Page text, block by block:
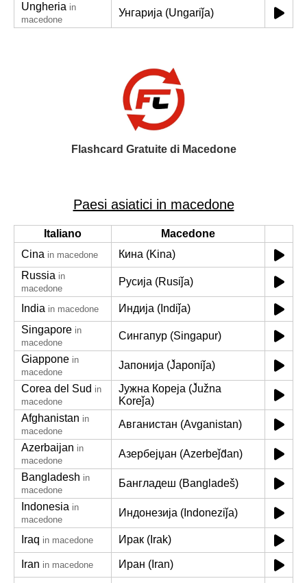
Ungheria in
macedone
Унгарија (Ungariǰa)
Flashcard Gratuite di Macedone
Paesi asiatici in macedone
Italiano
Macedone
Cina in macedone
Кина (Kina)
Russia in
macedone
Русија (Rusiǰa)
India in macedone
Индија (Indiǰa)
Singapore in
macedone
Сингапур (Singapur)
Giappone in
macedone
Јапонија (J̌aponiǰa)
Corea del Sud in
macedone
Јужна Кореја (J̌užna
Koreǰa)
Afghanistan in
macedone
Авганистан (Avganistan)
Azerbaijan in
macedone
Азербејџан (Azerbeǰd̂an)
Bangladesh in
macedone
Бангладеш (Bangladeš)
Indonesia in
macedone
Индонезија (Indoneziǰa)
Iraq in macedone Ирак (Irak)
Iran in macedone Иран (Iran)